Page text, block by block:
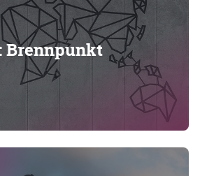
Brennpunkt